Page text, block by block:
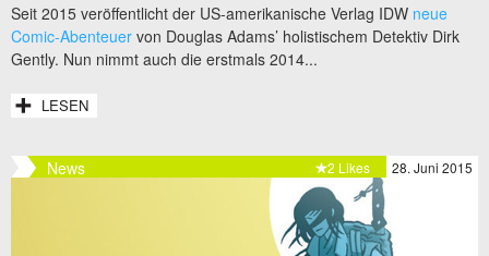
Seit 2015 veröffentlicht der US-amerikanische Verlag IDW neue
Comic-Abenteuer von Douglas Adams’ holistischem Detektiv Dirk
Gently. Nun nimmt auch die erstmals 2014...
LESEN
News 28. Juni 2015
2 Likes